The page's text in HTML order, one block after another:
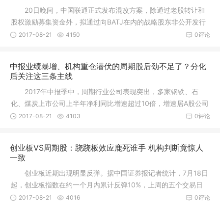
20日晚间，中国联通正式发布混改方案，除通过老股转让和
股权激励募集资金外，拟通过向BATJ在内的战略股东非公开发行
不超过约
0评论
2017-08-21 4150
中报业绩暴增、机构重仓潜伏的周期股后劲不足了？分化
后关注这三条主线
2017年中报季中，周期行业公司表现突出，多家钢铁、石
化、煤炭上市公司上半年净利同比增速超过10倍，增速居A股公司
前列。部
0评论
2017-08-21 4103
创业板VS周期股：跷跷板效应鹿死谁手 机构判断竟惊人
一致
创业板近期出现明显反弹。据中国证券报记者统计，7月18日
起，创业板指数在约一个月内累计反弹10%，上周的五个交易日
里更是有
0评论
2017-08-21 4016